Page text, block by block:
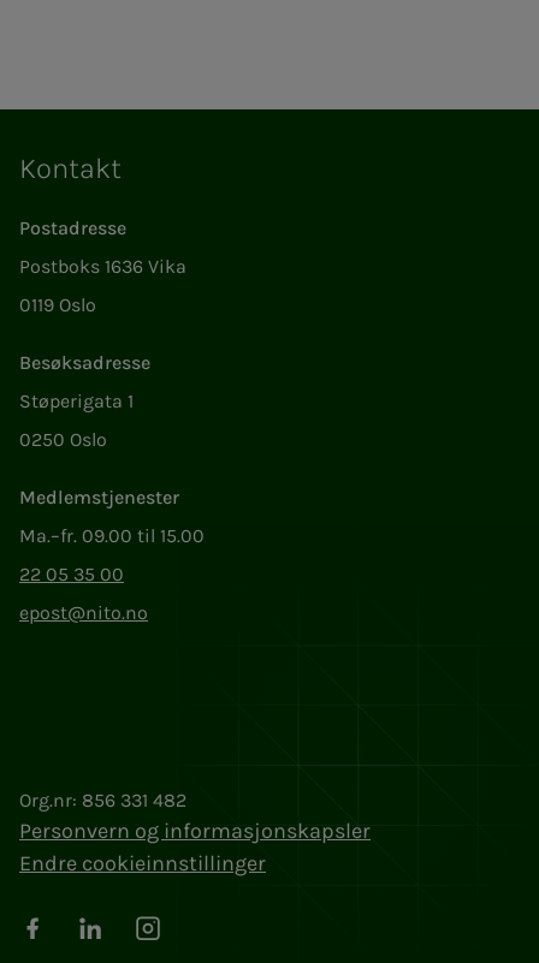
Kontakt
Postadresse
Postboks 1636 Vika
0119 Oslo
Besøksadresse
Støperigata 1
0250 Oslo
Medlemstjenester
Ma.–fr. 09.00 til 15.00
22 05 35 00
epost@nito.no
Org.nr: 856 331 482
Personvern og informasjonskapsler
Endre cookieinnstillinger
FacebookLinkedInInstagram